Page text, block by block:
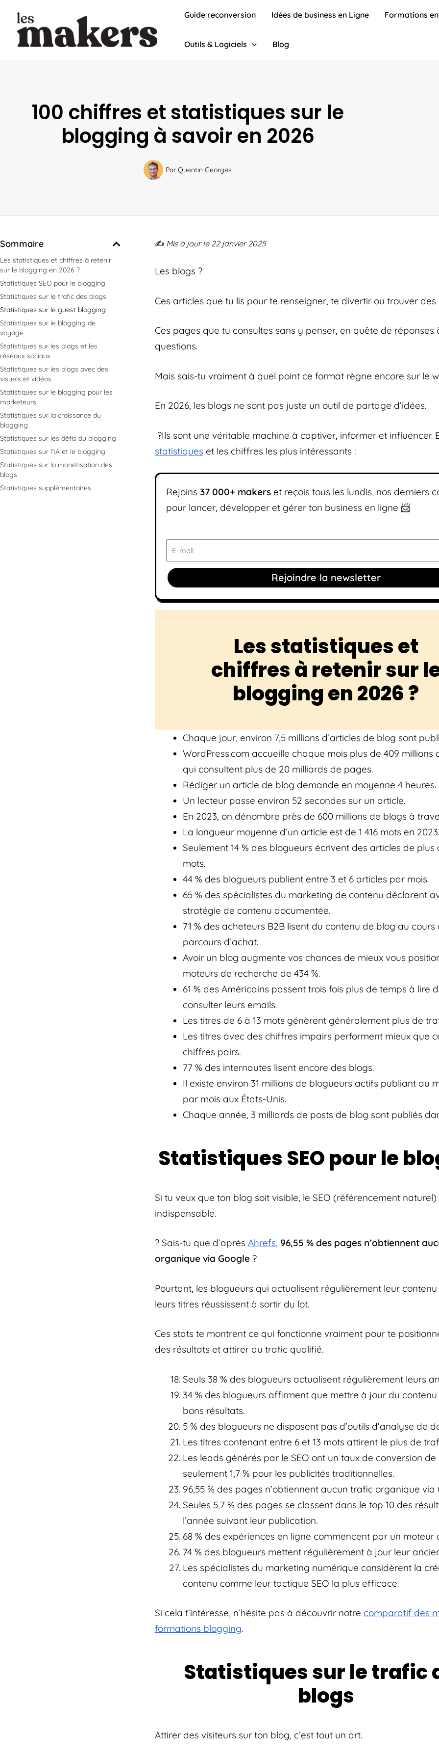
contenu
Guide reconversion Idées de business en Ligne Formations
Outils & Logiciels Blog
100 chiffres et statistiques sur le
blogging à savoir en 2026
Par Quentin Georges
Sommaire
Les statistiques et chiffres à retenir
sur le blogging en 2026 ?
Statistiques SEO pour le blogging
Statistiques sur le trafic des blogs
Statistiques sur le guest blogging
Statistiques sur le blogging de
voyage
Statistiques sur les blogs et les
réseaux sociaux
Statistiques sur les blogs avec des
visuels et vidéos
Statistiques sur le blogging pour les
marketeurs
Statistiques sur la croissance du
blogging
Statistiques sur les défis du blogging
Statistiques sur l’IA et le blogging
Statistiques sur la monétisation des
blogs
Statistiques supplémentaires
✍️ Mis à jour le 22 janvier 2025
Les blogs ?
Ces articles que tu lis pour te renseigner, te divertir ou trouver des
Ces pages que tu consultes sans y penser, en quête de réponses
questions.
Mais sais-tu vraiment à quel point ce format règne encore sur le
En 2026, les blogs ne sont pas juste un outil de partage d’idées.
?Ils sont une véritable machine à captiver, informer et influencer.
statistiques et les chiffres les plus intéressants :
Rejoins 37000+ makerset reçois tous les lundis, nos derniers
pour lancer, développer et gérer ton business en ligne 📨
E-
mail
Rejoindre la newsletter
Les statistiques et
chiffres à retenir sur
blogging en 2026 ?
Chaque jour, environ 7,5 millions d’articles de blog sont
WordPress.com accueille chaque mois plus de 409 millions
qui consultent plus de 20 milliards de pages.
Rédiger un article de blog demande en moyenne 4 heures.
Un lecteur passe environ 52 secondes sur un article.
En 2023, on dénombre près de 600 millions de blogs à
La longueur moyenne d’un article est de 1 416 mots en 2023.
Seulement 14 % des blogueurs écrivent des articles de plus
mots.
44 % des blogueurs publient entre 3 et 6 articles par mois.
65 % des spécialistes du marketing de contenu déclarent
stratégie de contenu documentée.
71 % des acheteurs B2B lisent du contenu de blog au cours
parcours d’achat.
Avoir un blog augmente vos chances de mieux vous
moteurs de recherche de 434 %.
61 % des Américains passent trois fois plus de temps à lire
consulter leurs emails.
Les titres de 6 à 13 mots génèrent généralement plus de
Les titres avec des chiffres impairs performent mieux que
chiffres pairs.
77 % des internautes lisent encore des blogs.
Il existe environ 31 millions de blogueurs actifs publiant au
par mois aux États-Unis.
Chaque année, 3 milliards de posts de blog sont publiés
Statistiques SEO pour le
Si tu veux que ton blog soit visible, le SEO (référencement naturel)
indispensable.
? Sais-tu que d’après Ahrefs, 96,55 % des pages n’obtiennent
organique via Google?
Pourtant, les blogueurs qui actualisent régulièrement leur
leurs titres réussissent à sortir du lot.
Ces stats te montrent ce qui fonctionne vraiment pour te
des résultats et attirer du trafic qualifié.
Seuls 38 % des blogueurs actualisent régulièrement leurs
34 % des blogueurs affirment que mettre à jour du
bons résultats.
5 % des blogueurs ne disposent pas d’outils d’analyse de
Les titres contenant entre 6 et 13 mots attirent le plus de
Les leads générés par le SEO ont un taux de conversion de
seulement 1,7 % pour les publicités traditionnelles.
96,55 % des pages n’obtiennent aucun trafic organique via
Seules 5,7 % des pages se classent dans le top 10 des
l’année suivant leur publication.
68 % des expériences en ligne commencent par un moteur
74 % des blogueurs mettent régulièrement à jour leur
Les spécialistes du marketing numérique considèrent la
contenu comme leur tactique SEO la plus efficace.
Si cela t’intéresse, n’hésite pas à découvrir notre comparatif des
formations blogging.
Statistiques sur le trafic
blogs
Attirer des visiteurs sur ton blog, c’est tout un art.